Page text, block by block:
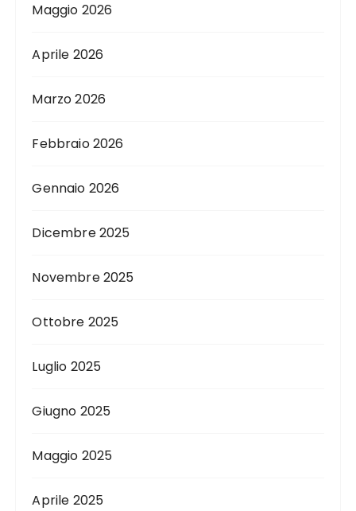
Maggio 2026
Aprile 2026
Marzo 2026
Febbraio 2026
Gennaio 2026
Dicembre 2025
Novembre 2025
Ottobre 2025
Luglio 2025
Giugno 2025
Maggio 2025
Aprile 2025